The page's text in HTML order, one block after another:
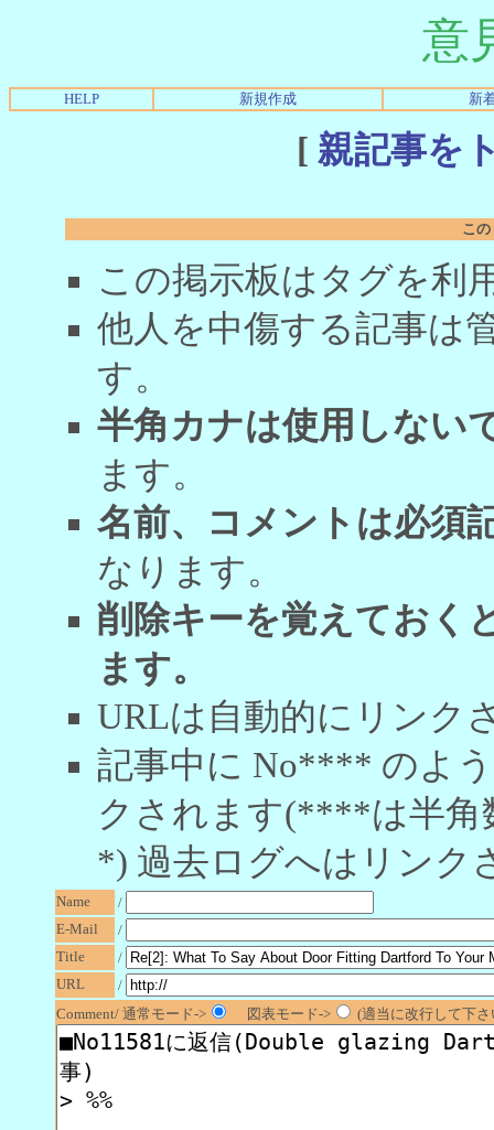
意
HELP 新規作成 新
[ 親記事を
こ
この掲示板はタグを利
他人を中傷する記事は
す。
半角カナは使用しない
ます。
名前、コメントは必須
なります。
削除キーを覚えておく
ます。
URLは自動的にリンク
記事中に No**** のよ
クされます(****は半角
*) 過去ログへはリンク
Name
/
E-Mail
/
Title
/
URL
/
Comment/ 通常モード->
図表モード-> (適当に改行して下